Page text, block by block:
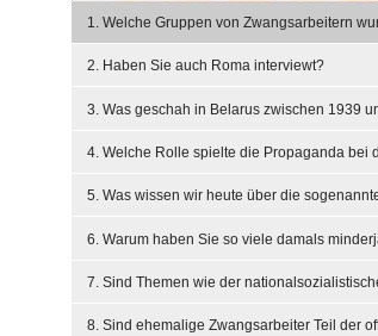
Video
1. Welche Gruppen von Zwangsarbeitern
2. Haben Sie auch Roma interviewt?
3. Was geschah in Belarus zwischen 1939
4. Welche Rolle spielte die Propaganda bei
5. Was wissen wir heute über die
6. Warum haben Sie so viele damals
7. Sind Themen wie der
8. Sind ehemalige Zwangsarbeiter Teil der